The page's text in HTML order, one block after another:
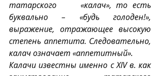
татарского     «калач», то есть
буквально – «будь голоден!»,
выражение, отражающее высокую
степень аппетита. Следовательно,
калач означает «аппетитный».
Калачи известны именно с XIV в. как